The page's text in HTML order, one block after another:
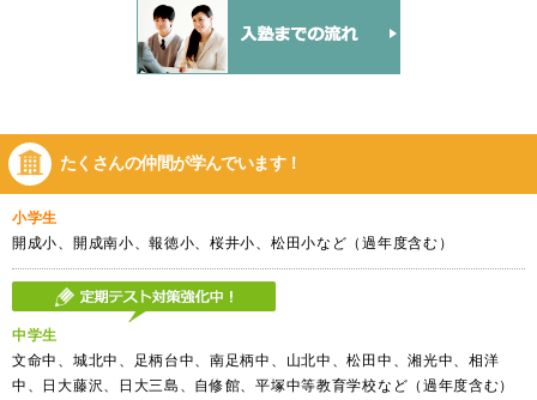
たくさんの仲間が学んでいます！
小学生
開成小、開成南小、報徳小、桜井小、松田小など（過年度含む）
中学生
文命中、城北中、足柄台中、南足柄中、山北中、松田中、湘光中、相洋
中、日大藤沢、日大三島、自修館、平塚中等教育学校など（過年度含む）